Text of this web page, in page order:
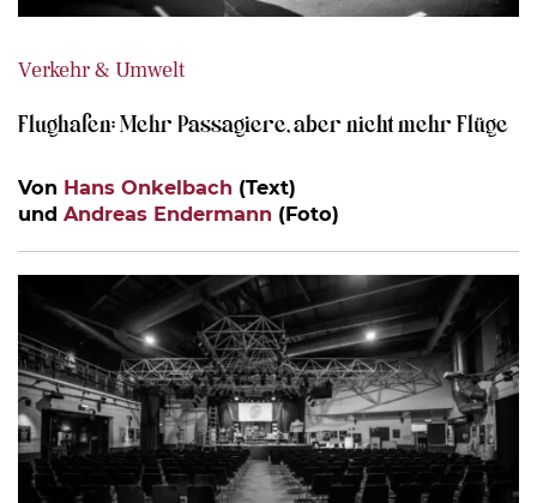
Verkehr & Umwelt
Flughafen: Mehr Passagiere, aber nicht mehr Flüge
Von Hans Onkelbach (Text)
und Andreas Endermann (Foto)